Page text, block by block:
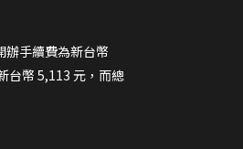
辦手續費為新台幣
台幣 5,113 元，而總